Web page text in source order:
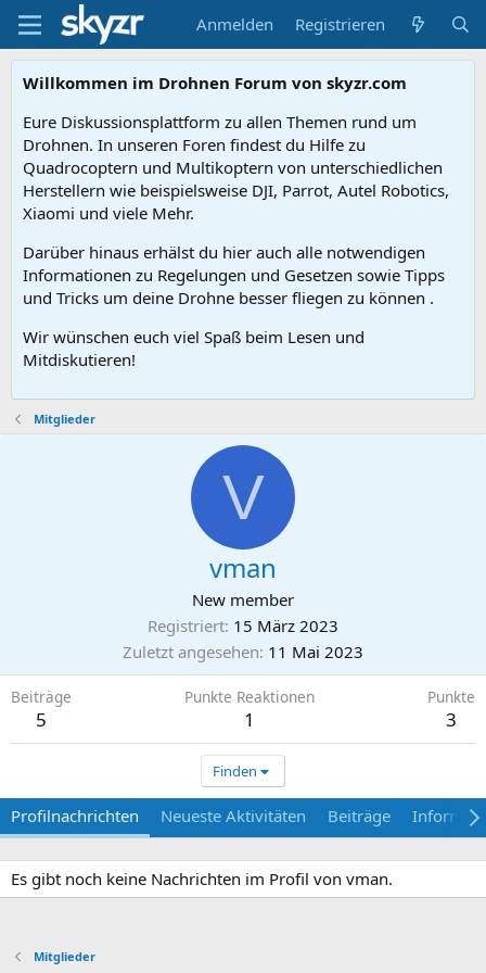
Anmelden Registrieren
Willkommen im Drohnen Forum von skyzr.com
Eure Diskussionsplattform zu allen Themen rund um
Drohnen. In unseren Foren findest du Hilfe zu
Quadrocoptern und Multikoptern von unterschiedlichen
Herstellern wie beispielsweise DJI, Parrot, Autel Robotics,
Xiaomi und viele Mehr.
Darüber hinaus erhälst du hier auch alle notwendigen
Informationen zu Regelungen und Gesetzen sowie Tipps
und Tricks um deine Drohne besser fliegen zu können .
Wir wünschen euch viel Spaß beim Lesen und
Mitdiskutieren!
Mitglieder
V
vman
New member
Registriert 15 März 2023
Zuletzt angesehen 11 Mai 2023
Beiträge
5
Punkte Reaktionen
1
Punkte
3
Finden
Profilnachrichten Neueste Aktivitäten Beiträge
Es gibt noch keine Nachrichten im Profil von vman.
Mitglieder